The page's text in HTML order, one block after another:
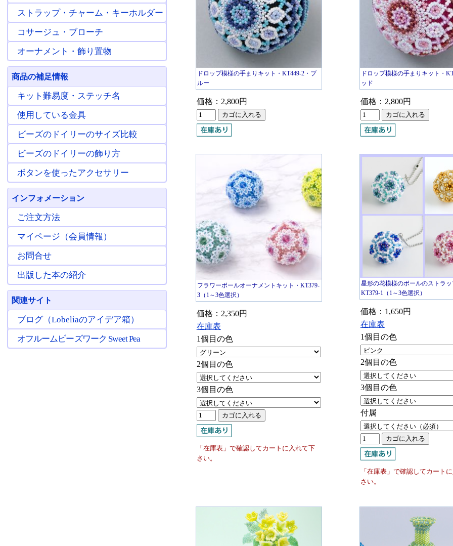
ドロップ模様の手まりキット・KT449-2・ブ
ルー
価格：2,800円
ドロップ模様の手まりキット・
ッド
価格：2,800円
フラワーボールオーナメントキット・KT379-
3（1～3色選択）
価格：2,350円
在庫表
1個目の色
2個目の色
3個目の色
「在庫表」で確認してカートに入れて下
さい。
星形の花模様のボールのストラ
KT379-1（1～3色選択）
価格：1,650円
在庫表
1個目の色
2個目の色
3個目の色
付属
「在庫表」で確認してカート
さい。
ストラップ・チャーム・キーホルダー
コサージュ・ブローチ
オーナメント・飾り置物
商品の補足情報
キット難易度・ステッチ名
使用している金具
ビーズのドイリーのサイズ比較
ビーズのドイリーの飾り方
ボタンを使ったアクセサリー
インフォメーション
ご注文方法
マイページ（会員情報）
お問合せ
出版した本の紹介
関連サイト
ブログ（Lobeliaのアイデア箱）
オフルームビーズワーク Sweet Pea